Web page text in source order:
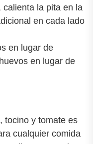
la pita en la
en cada lado
en lugar de
en lugar de
tocino y tomate es
cualquier comida